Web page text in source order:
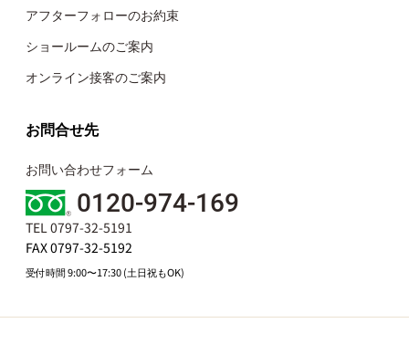
アフターフォローのお約束
ショールームのご案内
オンライン接客のご案内
お問合せ先
お問い合わせフォーム
0120-974-169
TEL 0797-32-5191
FAX 0797-32-5192
受付時間 9:00〜17:30 (土日祝もOK)